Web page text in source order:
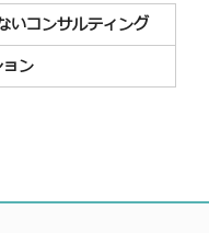
いコンサルティング
ン